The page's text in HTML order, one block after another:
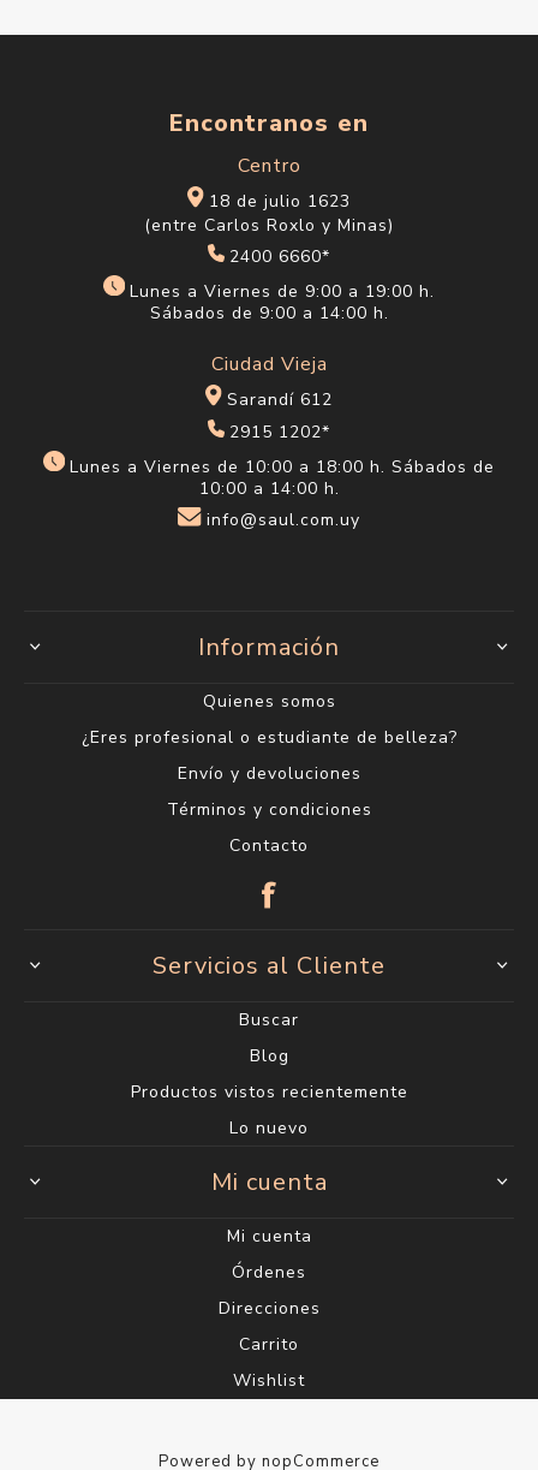
Encontranos en
Centro
18 de julio 1623
(entre Carlos Roxlo y Minas)
2400 6660*
Lunes a Viernes de 9:00 a 19:00 h.
Sábados de 9:00 a 14:00 h.
Ciudad Vieja
Sarandí 612
2915 1202*
Lunes a Viernes de 10:00 a 18:00 h. Sábados de
10:00 a 14:00 h.
info@saul.com.uy
Información
Quienes somos
¿Eres profesional o estudiante de belleza?
Envío y devoluciones
Términos y condiciones
Contacto
Servicios al Cliente
Buscar
Blog
Productos vistos recientemente
Lo nuevo
Mi cuenta
Mi cuenta
Órdenes
Direcciones
Carrito
Wishlist
Powered by nopCommerce